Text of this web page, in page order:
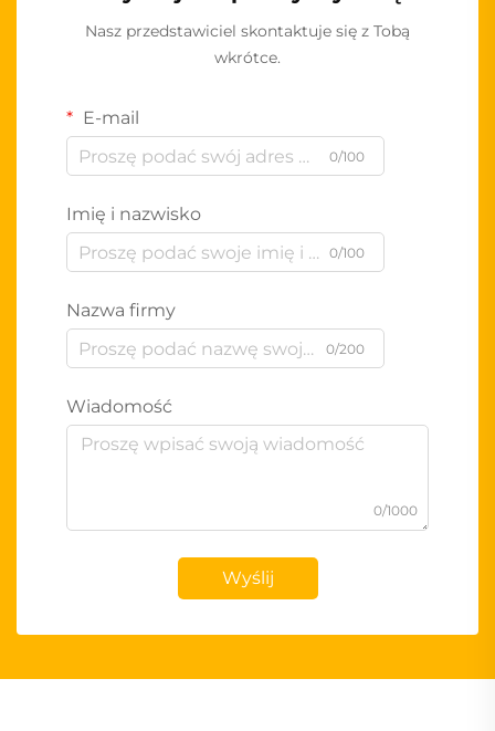
Nasz przedstawiciel skontaktuje się z Tobą
wkrótce.
E-mail
0/100
Imię i nazwisko
0/100
Nazwa firmy
0/200
Wiadomość
0/1000
Wyślij